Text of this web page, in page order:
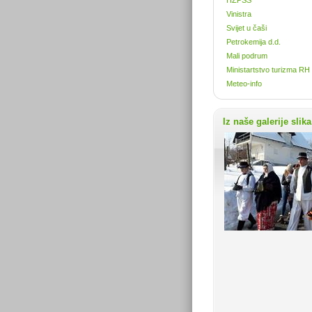
Vinistra
Svijet u čaši
Petrokemija d.d.
Mali podrum
Ministartstvo turizma RH
Meteo-info
Iz naše galerije